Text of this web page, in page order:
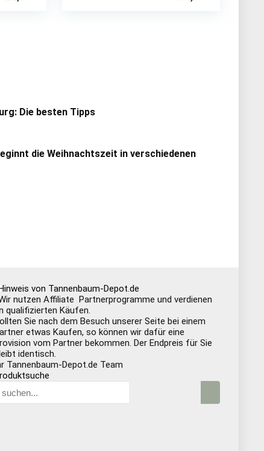
Die besten Tipps
die Weihnachtszeit in verschiedenen
von Tannenbaum-Depot.de
nutzen Affiliate Partnerprogramme und verdienen
qualifizierten Käufen.
Sie nach dem Besuch unserer Seite bei einem
etwas Kaufen, so können wir dafür eine
vom Partner bekommen. Der Endpreis für Sie
identisch.
Tannenbaum-Depot.de Team